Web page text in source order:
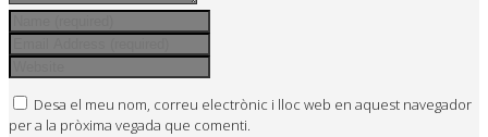
Desa el meu nom, correu electrònic i lloc web en aquest navegador
per a la pròxima vegada que comenti.